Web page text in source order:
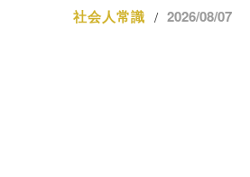
社会人常識 / 2026/08/07